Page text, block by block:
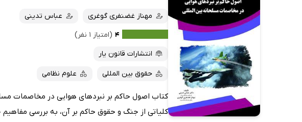
مهناز غضنفری گوغری
عباس تدینی
۴ (امتیاز ۱ نفر)
انتشارات قانون یار
حقوق بین المللی علوم نظامی
کتاب اصول حاکم بر نبردهای هوایی در مخاصمات
کلیاتی از جنگ و حقوق حاکم بر آن، به بررسی